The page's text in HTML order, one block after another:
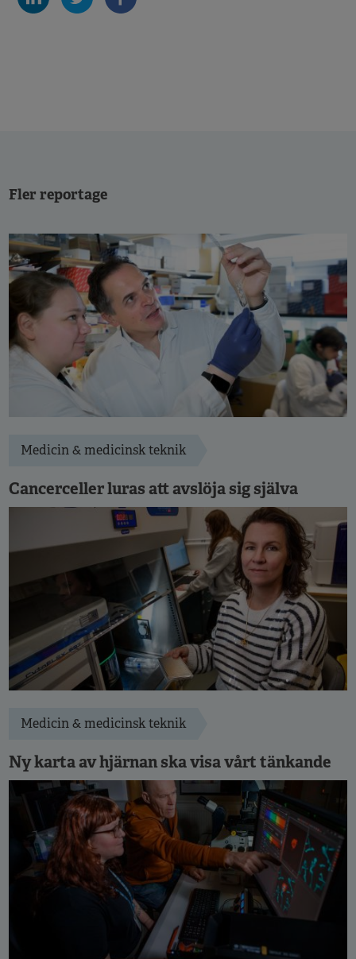
Fler reportage
Medicin & medicinsk teknik
Cancerceller luras att avslöja sig själva
Medicin & medicinsk teknik
Ny karta av hjärnan ska visa vårt tänkande